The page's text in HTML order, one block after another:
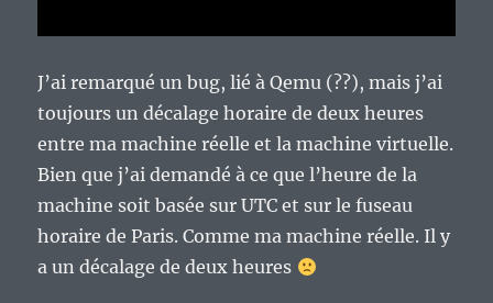
J’ai remarqué un bug, lié à Qemu (??), mais j’ai
toujours un décalage horaire de deux heures
entre ma machine réelle et la machine virtuelle.
Bien que j’ai demandé à ce que l’heure de la
machine soit basée sur UTC et sur le fuseau
horaire de Paris. Comme ma machine réelle. Il y
a un décalage de deux heures